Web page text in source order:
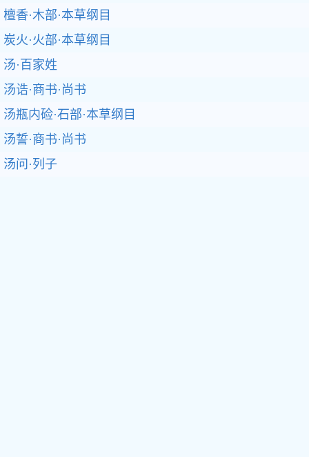
檀香·木部·本草纲目
炭火·火部·本草纲目
汤·百家姓
汤诰·商书·尚书
汤瓶内硷·石部·本草纲目
汤誓·商书·尚书
汤问·列子